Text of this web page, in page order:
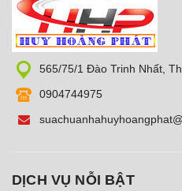
565/75/1 Đào Trinh Nhất,
0904744975
DỊCH VỤ NỖI BẬT